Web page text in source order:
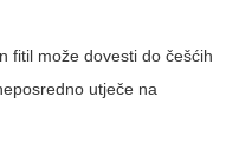
fitil može dovesti do češćih
utječe na